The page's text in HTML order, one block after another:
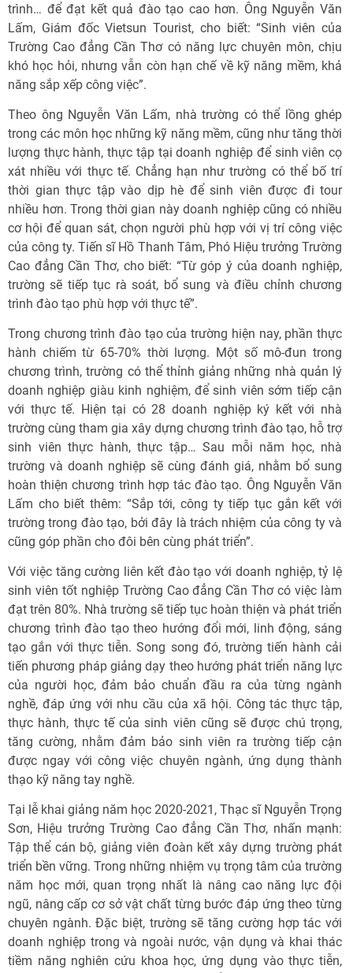
trình… để đạt kết quả đào tạo cao hơn. Ông Nguyễn Văn
Lấm, Giám đốc Vietsun Tourist, cho biết: “Sinh viên của
Trường Cao đẳng Cần Thơ có năng lực chuyên môn, chịu
khó học hỏi, nhưng vẫn còn hạn chế về kỹ năng mềm, khả
năng sắp xếp công việc”.
Theo ông Nguyễn Văn Lấm, nhà trường có thể lồng ghép
trong các môn học những kỹ năng mềm, cũng như tăng thời
lượng thực hành, thực tập tại doanh nghiệp để sinh viên cọ
xát nhiều với thực tế. Chẳng hạn như trường có thể bố trí
thời gian thực tập vào dịp hè để sinh viên được đi tour
nhiều hơn. Trong thời gian này doanh nghiệp cũng có nhiều
cơ hội để quan sát, chọn người phù hợp với vị trí công việc
của công ty. Tiến sĩ Hồ Thanh Tâm, Phó Hiệu trưởng Trường
Cao đẳng Cần Thơ, cho biết: “Từ góp ý của doanh nghiệp,
trường sẽ tiếp tục rà soát, bổ sung và điều chỉnh chương
trình đào tạo phù hợp với thực tế”.
Trong chương trình đào tạo của trường hiện nay, phần thực
hành chiếm từ 65-70% thời lượng. Một số mô-đun trong
chương trình, trường có thể thỉnh giảng những nhà quản lý
doanh nghiệp giàu kinh nghiệm, để sinh viên sớm tiếp cận
với thực tế. Hiện tại có 28 doanh nghiệp ký kết với nhà
trường cùng tham gia xây dựng chương trình đào tạo, hỗ trợ
sinh viên thực hành, thực tập… Sau mỗi năm học, nhà
trường và doanh nghiệp sẽ cùng đánh giá, nhằm bổ sung
hoàn thiện chương trình hợp tác đào tạo. Ông Nguyễn Văn
Lấm cho biết thêm: “Sắp tới, công ty tiếp tục gắn kết với
trường trong đào tạo, bởi đây là trách nhiệm của công ty và
cũng góp phần cho đôi bên cùng phát triển”.
Với việc tăng cường liên kết đào tạo với doanh nghiệp, tỷ lệ
sinh viên tốt nghiệp Trường Cao đẳng Cần Thơ có việc làm
đạt trên 80%. Nhà trường sẽ tiếp tục hoàn thiện và phát triển
chương trình đào tạo theo hướng đổi mới, linh động, sáng
tạo gắn với thực tiễn. Song song đó, trường tiến hành cải
tiến phương pháp giảng dạy theo hướng phát triển năng lực
của người học, đảm bảo chuẩn đầu ra của từng ngành
nghề, đáp ứng với nhu cầu của xã hội. Công tác thực tập,
thực hành, thực tế của sinh viên cũng sẽ được chú trọng,
tăng cường, nhằm đảm bảo sinh viên ra trường tiếp cận
được ngay với công việc chuyên ngành, ứng dụng thành
thạo kỹ năng tay nghề.
Tại lễ khai giảng năm học 2020-2021, Thạc sĩ Nguyễn Trọng
Sơn, Hiệu trưởng Trường Cao đẳng Cần Thơ, nhấn mạnh:
Tập thể cán bộ, giảng viên đoàn kết xây dựng trường phát
triển bền vững. Trong những nhiệm vụ trọng tâm của trường
năm học mới, quan trọng nhất là nâng cao năng lực đội
ngũ, nâng cấp cơ sở vật chất từng bước đáp ứng theo từng
chuyên ngành. Ðặc biệt, trường sẽ tăng cường hợp tác với
doanh nghiệp trong và ngoài nước, vận dụng và khai thác
tiềm năng nghiên cứu khoa học, ứng dụng vào thực tiễn,